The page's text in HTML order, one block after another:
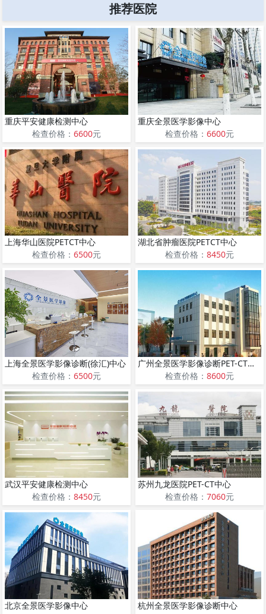
推荐医院
重庆平安健康检测中心
检查价格： 6600元
重庆全景医学影像中心
检查价格： 6600元
上海华山医院PETCT中心
检查价格： 6500元
湖北省肿瘤医院PETCT中心
检查价格： 8450元
上海全景医学影像诊断(徐汇)中心
检查价格： 6500元
广州全景医学影像诊断PET-CT中心
检查价格： 8600元
武汉平安健康检测中心
检查价格： 8450元
苏州九龙医院PET-CT中心
检查价格： 7060元
北京全景医学影像中心
杭州全景医学影像诊断中心